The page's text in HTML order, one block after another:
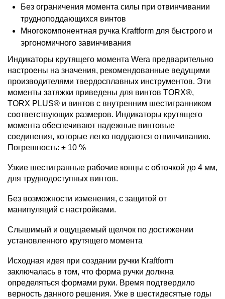
Без ограничения момента силы при отвинчивании
трудноподдающихся винтов
Многокомпонентная ручка Kraftform для быстрого и
эргономичного завинчивания
Индикаторы крутящего момента Wera предварительно
настроены на значения, рекомендованные ведущими
производителями твердосплавных инструментов. Эти
моменты затяжки приведены для винтов TORX®,
TORX PLUS® и винтов с внутренним шестигранником
соответствующих размеров. Индикаторы крутящего
момента обеспечивают надежные винтовые
соединения, которые легко поддаются отвинчиванию.
Погрешность: ± 10 %
Узкие шестигранные рабочие концы с обточкой до 4 мм,
для труднодоступных винтов.
Без возможности изменения, с защитой от
манипуляций с настройками.
Слышимый и ощущаемый щелчок по достижении
установленного крутящего момента
Исходная идея при создании ручки Kraftform
заключалась в том, что форма ручки должна
определяться формами руки. Время подтвердило
верность данного решения. Уже в шестидесятые годы